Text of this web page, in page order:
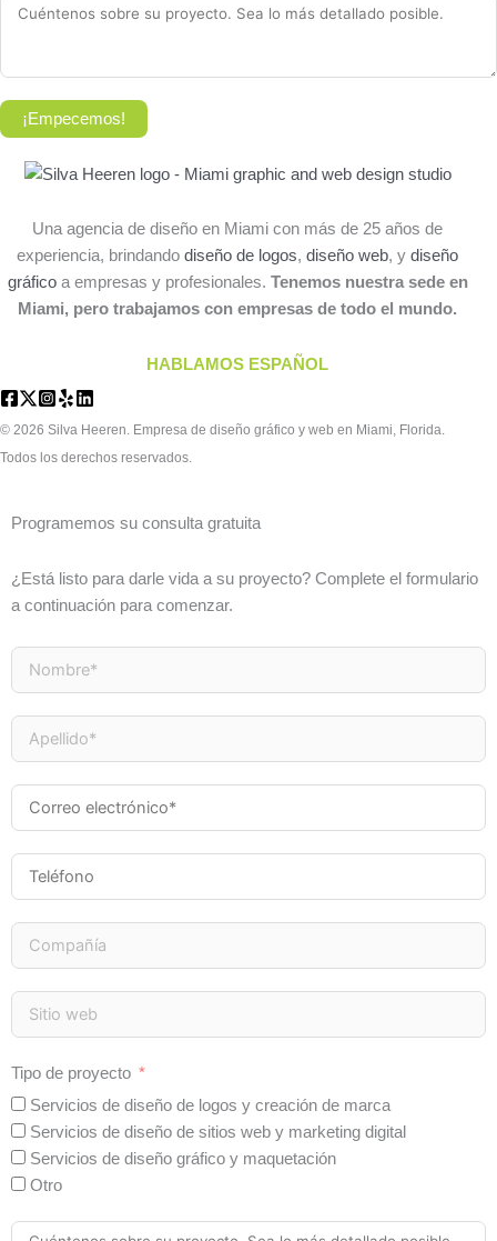
¡Empecemos!
Una agencia de diseño en Miami con más de 25 años de
experiencia, brindando diseño de logos, diseño web, y diseño
gráficoa empresas y profesionales. Tenemos nuestra sede en
Miami, pero trabajamos con empresas de todo el mundo.
HABLAMOS ESPAÑOL
© 2026 Silva Heeren. Empresa de diseño gráfico y web en Miami, Florida.
Todos los derechos reservados.
Programemos su consulta gratuita
¿Está listo para darle vida a su proyecto? Complete el formulario
a continuación para comenzar.
Tipo de proyecto
Servicios de diseño de logos y creación de marca
Servicios de diseño de sitios web y marketing digital
Servicios de diseño gráfico y maquetación
Otro